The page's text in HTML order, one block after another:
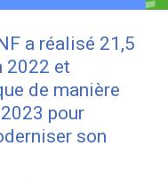
a réalisé 21,5
2022 et
de manière
pour
son